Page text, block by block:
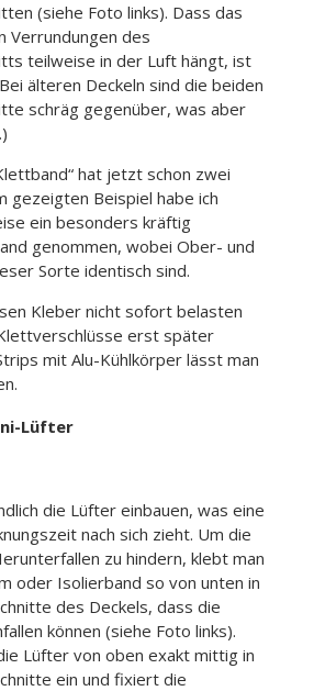
(siehe Foto links). Dass das
Verrundungen des
teilweise in der Luft hängt, ist
älteren Deckeln sind die beiden
schräg gegenüber, was aber
hat jetzt schon zwei
gezeigten Beispiel habe ich
ein besonders kräftig
genommen, wobei Ober- und
Sorte identisch sind.
Kleber nicht sofort belasten
erst später
mit Alu-Kühlkörper lässt man
Lüfter
die Lüfter einbauen, was eine
nach sich zieht. Um die
zu hindern, klebt man
oder Isolierband so von unten in
des Deckels, dass die
können (siehe Foto links).
Lüfter von oben exakt mittig in
ein und fixiert die